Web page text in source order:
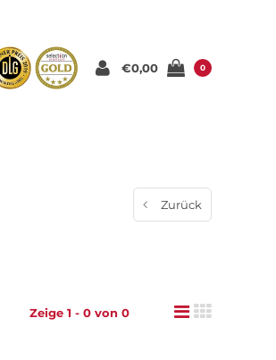
€0,00 0
Zurück
Zeige 1 - 0 von 0